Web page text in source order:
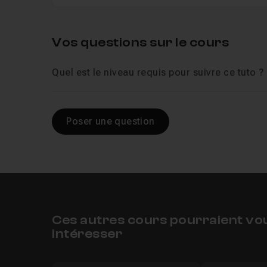
Vos questions sur le cours
Quel est le niveau requis pour suivre ce tuto ?
Poser une question
Ces autres cours pourraient
intéresser